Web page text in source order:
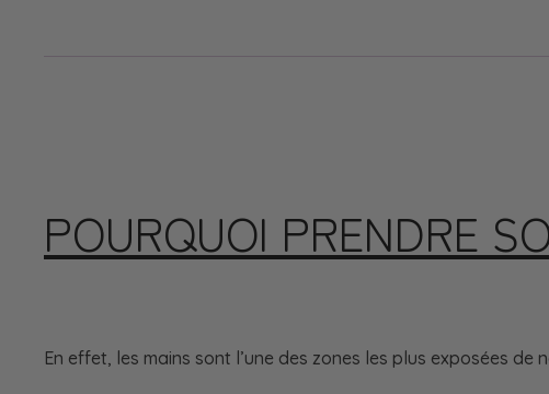
POURQUOI PRENDRE
En effet, les mains sont l’une des zones les plus exposées